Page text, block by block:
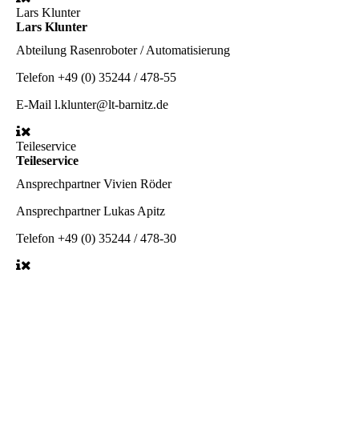
Lars Klunter
Lars Klunter
Abteilung Rasenroboter / Automatisierung
Telefon +49 (0) 35244 / 478-55
E-Mail l.klunter@lt-barnitz.de
Teileservice
Teileservice
AnsprechpartnerVivien Röder
AnsprechpartnerLukas Apitz
Telefon +49 (0) 35244 / 478-30